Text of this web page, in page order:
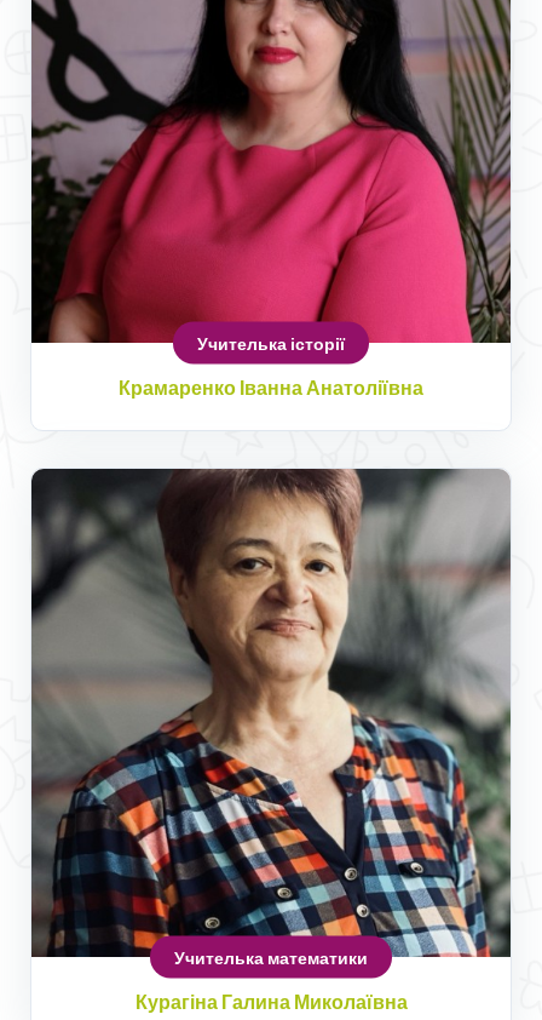
Учителька історії
Крамаренко Іванна Анатоліївна
Учителька математики
Курагіна Галина Миколаївна